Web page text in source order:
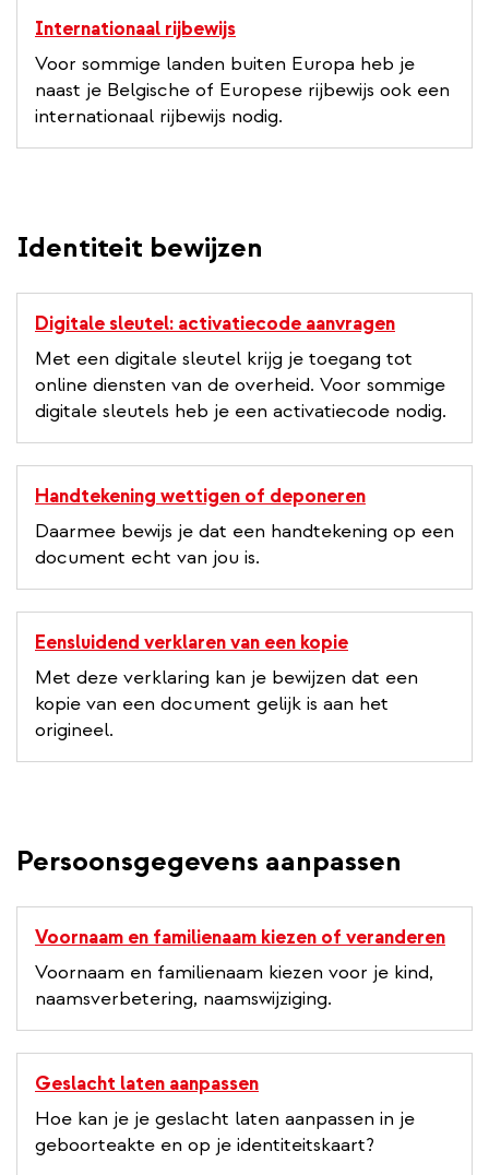
Internationaal rijbewijs
Voor sommige landen buiten Europa heb je
naast je Belgische of Europese rijbewijs ook een
internationaal rijbewijs nodig.
Identiteit bewijzen
Digitale sleutel: activatiecode aanvragen
Met een digitale sleutel krijg je toegang tot
online diensten van de overheid. Voor sommige
digitale sleutels heb je een activatiecode nodig.
Handtekening wettigen of deponeren
Daarmee bewijs je dat een handtekening op een
document echt van jou is.
Eensluidend verklaren van een kopie
Met deze verklaring kan je bewijzen dat een
kopie van een document gelijk is aan het
origineel.
Persoonsgegevens aanpassen
Voornaam en familienaam kiezen of veranderen
Voornaam en familienaam kiezen voor je kind,
naamsverbetering, naamswijziging.
Geslacht laten aanpassen
Hoe kan je je geslacht laten aanpassen in je
geboorteakte en op je identiteitskaart?